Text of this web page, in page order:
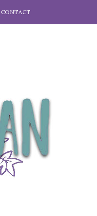
CONTACT